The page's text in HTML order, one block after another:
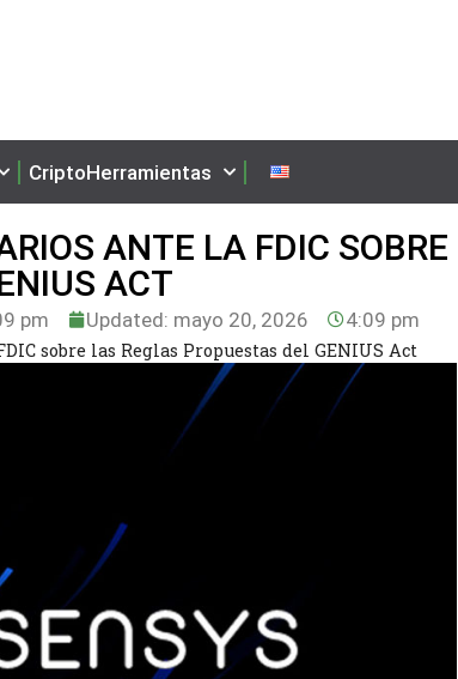
CriptoHerramientas
ANTE LA FDIC SOBRE
ACT
pm Updated: mayo 20, 2026 4:09 pm
sobre las Reglas Propuestas del GENIUS Act